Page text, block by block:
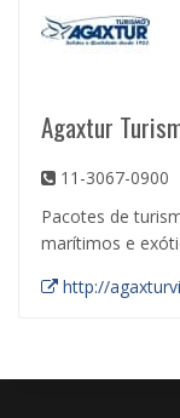
Agaxtur
11-3067-0900
Pacotes de
marítimos e
http://